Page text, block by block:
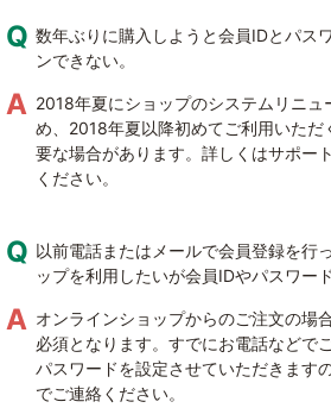
数年ぶりに購入しようと会員IDとパス
ンできない。
2018年夏にショップのシステムリニュ
め、2018年夏以降初めてご利用いただ
要な場合があります。詳しくはサポー
ください。
以前電話またはメールで会員登録を行
ップを利用したいが会員IDやパスワー
オンラインショップからのご注文の場
必須となります。すでにお電話などで
パスワードを設定させていただきます
でご連絡ください。